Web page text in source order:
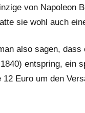
von Napoleon
sie wohl auch
also sagen,
entspring, ein
12 Euro um den